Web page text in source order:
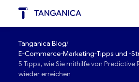
Tanganica Blog
E-Commerce-Marketing-Tipps und -
5 Tipps, wie Sie mithilfe von Predictive
wieder erreichen